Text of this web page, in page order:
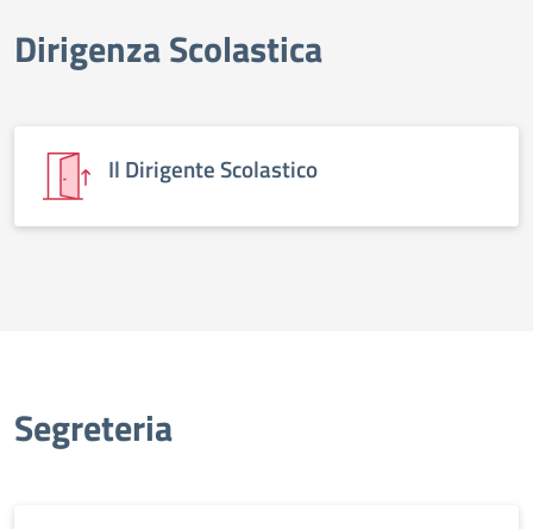
elenco degli organi
Dirigenza Scolastica
Il Dirigente Scolastico
Segreteria